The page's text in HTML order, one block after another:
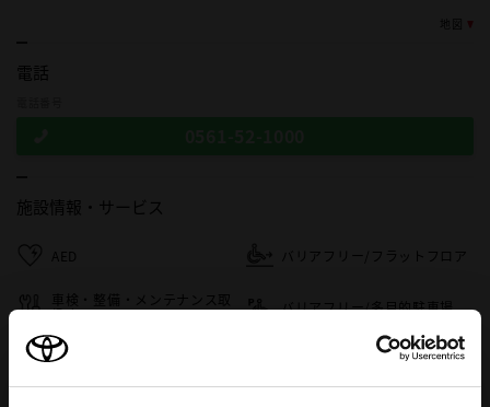
電話
施設情報・ サービス
AED バリアフリー/フラットフロア
車検・整備・メンテナンス取
扱店
バリアフリー/多目的駐車場
キッズコーナー